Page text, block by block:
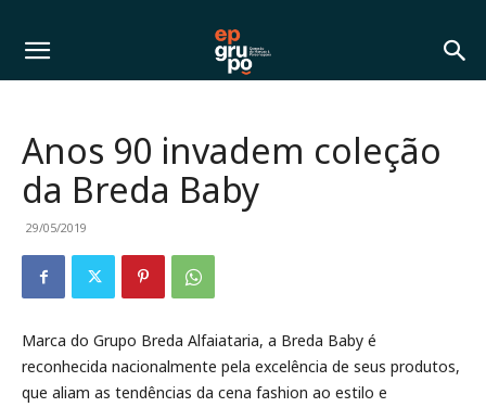
Anos 90 invadem coleção
da Breda Baby
29/05/2019
Marca do Grupo Breda Alfaiataria, a Breda Baby é
reconhecida nacionalmente pela excelência de seus produtos,
que aliam as tendências da cena fashion ao estilo e